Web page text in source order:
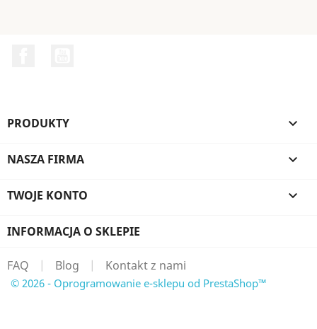
PRODUKTY 
NASZA FIRMA 
TWOJE KONTO 
INFORMACJA O SKLEPIE
FAQ | Blog | Kontakt z nami
© 2026 - Oprogramowanie e-sklepu od PrestaShop™